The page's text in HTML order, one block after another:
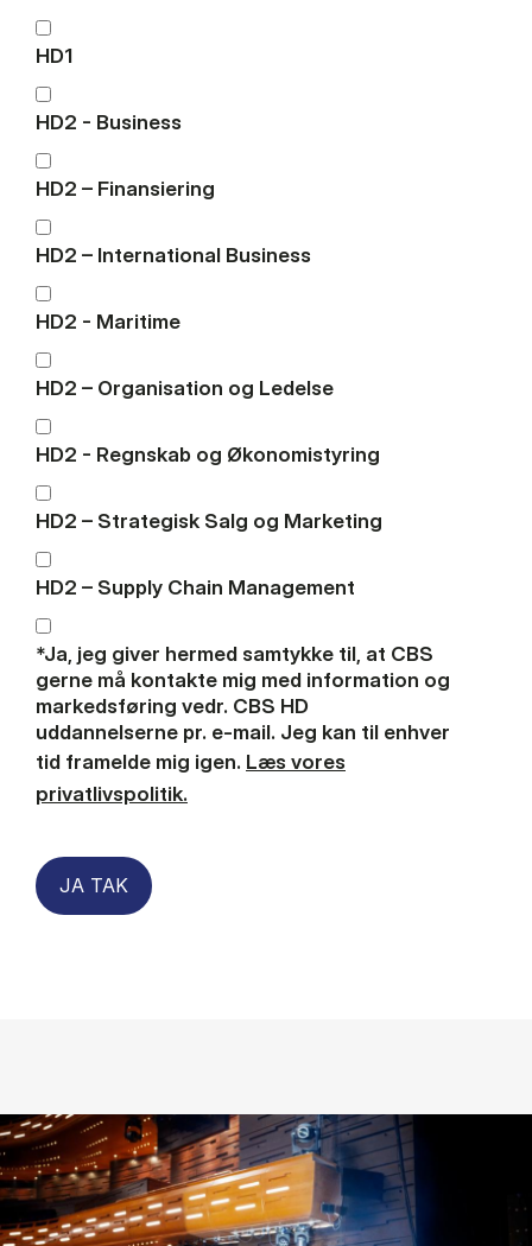
HD1
HD2 - Business
HD2 – Finansiering
HD2 – International Business
HD2 - Maritime
HD2 – Organisation og Ledelse
HD2 - Regnskab og Økonomistyring
HD2 – Strategisk Salg og Marketing
HD2 – Supply Chain Management
*Ja, jeg giver hermed samtykke til, at CBS
gerne må kontakte mig med information og
markedsføring vedr. CBS HD
uddannelserne pr. e-mail. Jeg kan til enhver
tid framelde mig igen. Læs vores
privatlivspolitik.
JA TAK